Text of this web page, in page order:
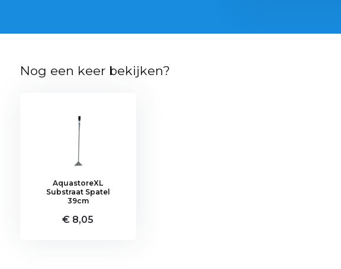
Nog een keer bekijken?
AquastoreXL
Substraat Spatel
39cm
€ 8,05